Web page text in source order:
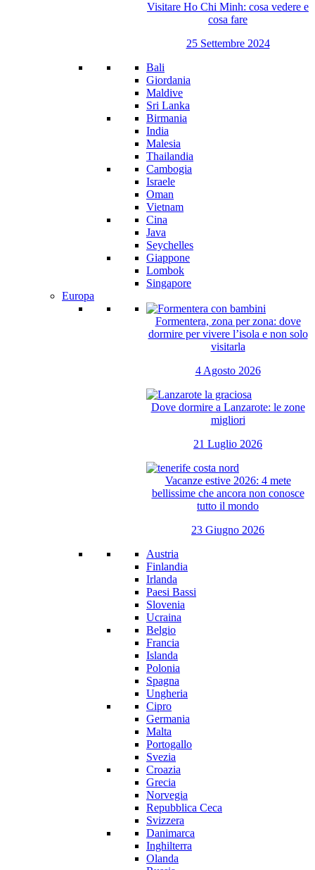
Visitare Ho Chi Minh: cosa vedere e
cosa fare
25 Settembre 2024
Bali
Giordania
Maldive
Sri Lanka
Birmania
India
Malesia
Thailandia
Cambogia
Israele
Oman
Vietnam
Cina
Java
Seychelles
Giappone
Lombok
Singapore
Europa
Formentera, zona per zona: dove
dormire per vivere l’isola e non solo
visitarla
4 Agosto 2026
Dove dormire a Lanzarote: le zone
migliori
21 Luglio 2026
Vacanze estive 2026: 4 mete
bellissime che ancora non conosce
tutto il mondo
23 Giugno 2026
Austria
Finlandia
Irlanda
Paesi Bassi
Slovenia
Ucraina
Belgio
Francia
Islanda
Polonia
Spagna
Ungheria
Cipro
Germania
Malta
Portogallo
Svezia
Croazia
Grecia
Norvegia
Repubblica Ceca
Svizzera
Danimarca
Inghilterra
Olanda